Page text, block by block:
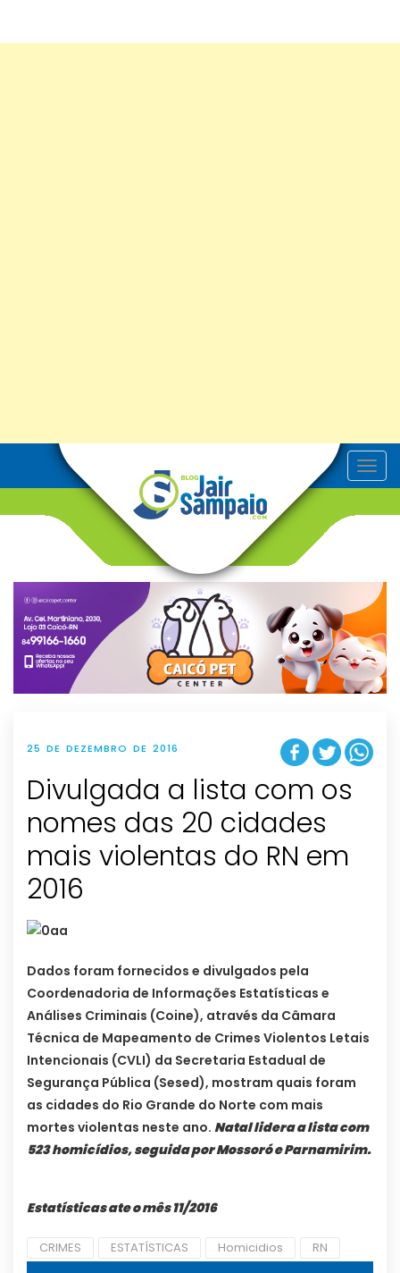
T
o
v
g
t
i
o
n
25 DE DEZEMBRO DE 2016
Divulgada a lista com os
nomes das 20 cidades
mais violentas do RN em
2016
Dados foram fornecidos e divulgados pela
Coordenadoria de Informações Estatísticas e
Análises Criminais (Coine), através da Câmara
Técnica de Mapeamento de Crimes Violentos Letais
Intencionais (CVLI) da Secretaria Estadual de
Segurança Pública (Sesed), mostram quais foram
as cidades do Rio Grande do Norte com mais
mortes violentas neste ano. Natal lidera a lista com
523 homicídios, seguida por Mossoró e Parnamirim.
Estatísticas ate o mês 11/2016
CRIMES ESTATÍSTICAS Homicidios RN